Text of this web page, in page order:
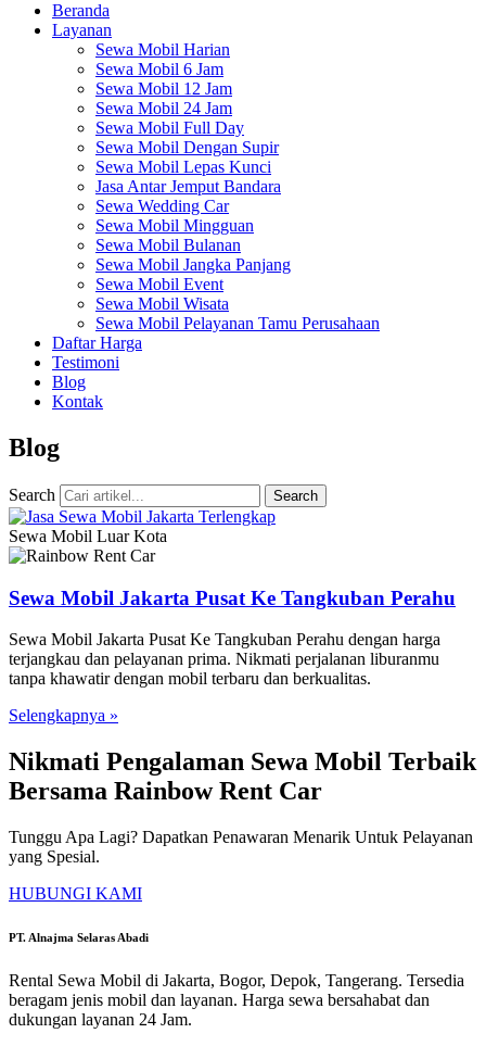
Beranda
Layanan
Sewa Mobil Harian
Sewa Mobil 6 Jam
Sewa Mobil 12 Jam
Sewa Mobil 24 Jam
Sewa Mobil Full Day
Sewa Mobil Dengan Supir
Sewa Mobil Lepas Kunci
Jasa Antar Jemput Bandara
Sewa Wedding Car
Sewa Mobil Mingguan
Sewa Mobil Bulanan
Sewa Mobil Jangka Panjang
Sewa Mobil Event
Sewa Mobil Wisata
Sewa Mobil Pelayanan Tamu Perusahaan
Daftar Harga
Testimoni
Blog
Kontak
Blog
Search Search
Sewa Mobil Luar Kota
Sewa Mobil Jakarta Pusat Ke Tangkuban Perahu
Sewa Mobil Jakarta Pusat Ke Tangkuban Perahu dengan harga
terjangkau dan pelayanan prima. Nikmati perjalanan liburanmu
tanpa khawatir dengan mobil terbaru dan berkualitas.
Selengkapnya »
Nikmati Pengalaman Sewa Mobil Terbaik
Bersama Rainbow Rent Car
Tunggu Apa Lagi? Dapatkan Penawaran Menarik Untuk Pelayanan
yang Spesial.
HUBUNGI KAMI
PT. Alnajma Selaras Abadi
Rental Sewa Mobil di Jakarta, Bogor, Depok, Tangerang. Tersedia
beragam jenis mobil dan layanan. Harga sewa bersahabat dan
dukungan layanan 24 Jam.